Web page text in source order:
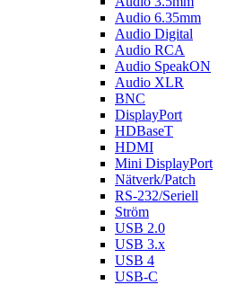
Audio 6.35mm
Audio Digital
Audio RCA
Audio SpeakON
Audio XLR
BNC
DisplayPort
HDBaseT
HDMI
Mini DisplayPort
Nätverk/Patch
RS-232/Seriell
Ström
USB 2.0
USB 3.x
USB 4
USB-C